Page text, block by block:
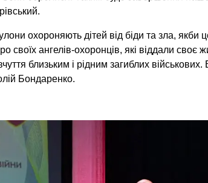
охороняють дітей від біди та зла, якби
своїх ангелів-охоронців, які віддали своє
близьким і рідним загиблих
Бондаренко.